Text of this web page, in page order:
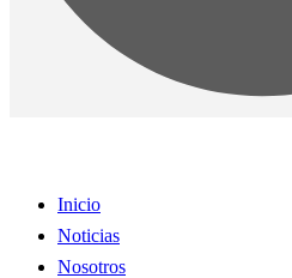
Inicio
Noticias
Nosotros